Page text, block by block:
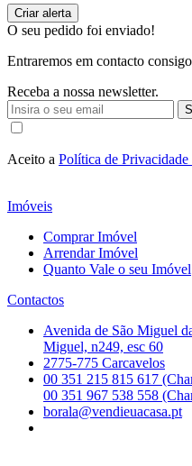
O seu pedido foi enviado!
Entraremos em contacto
Receba a nossa newsletter.
Aceito a Política de
Imóveis
Comprar Imóvel
Arrendar Imóvel
Quanto Vale o seu Imóvel
Contactos
Avenida de São Miguel
Miguel, n249, esc 60
2775-775 Carcavelos
00 351 215 815 617
00 351 967 538 558
borala@vendieuacasa.pt